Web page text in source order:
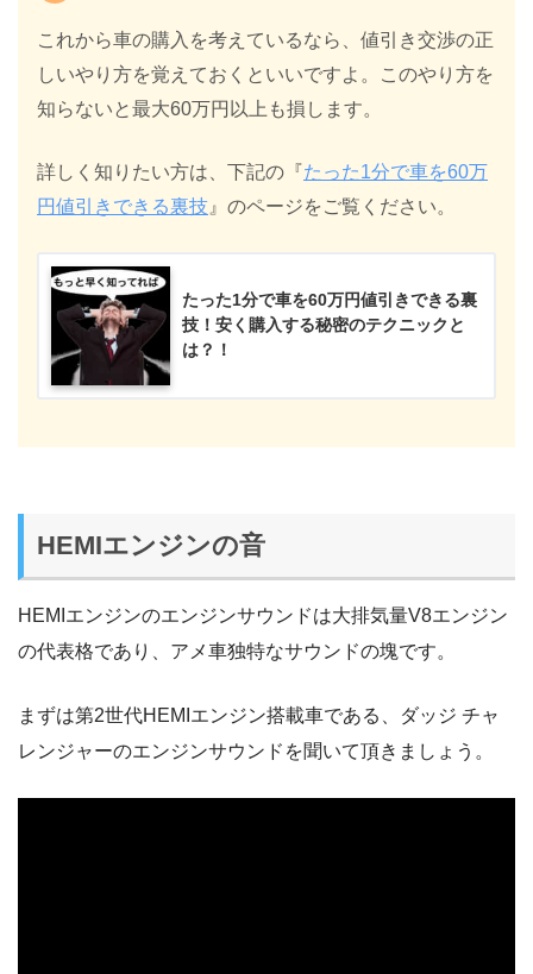
これから車の購入を考えているなら、値引き交渉の正
しいやり方を覚えておくといいですよ。このやり方を
知らないと最大60万円以上も損します。
詳しく知りたい方は、下記の『たった1分で車を60万
円値引きできる裏技 』のページをご覧ください。
たった1分で車を60万円値引きできる裏
技！安く購入する秘密のテクニックと
は？！
HEMIエンジンの音
HEMIエンジンのエンジンサウンドは大排気量V8エンジン
の代表格であり、アメ車独特なサウンドの塊です。
まずは第2世代HEMIエンジン搭載車である、ダッジ チャ
レンジャーのエンジンサウンドを聞いて頂きましょう。